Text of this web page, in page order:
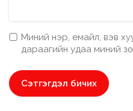
Миний нэр, емайл, вэв
дараагийн удаа миний